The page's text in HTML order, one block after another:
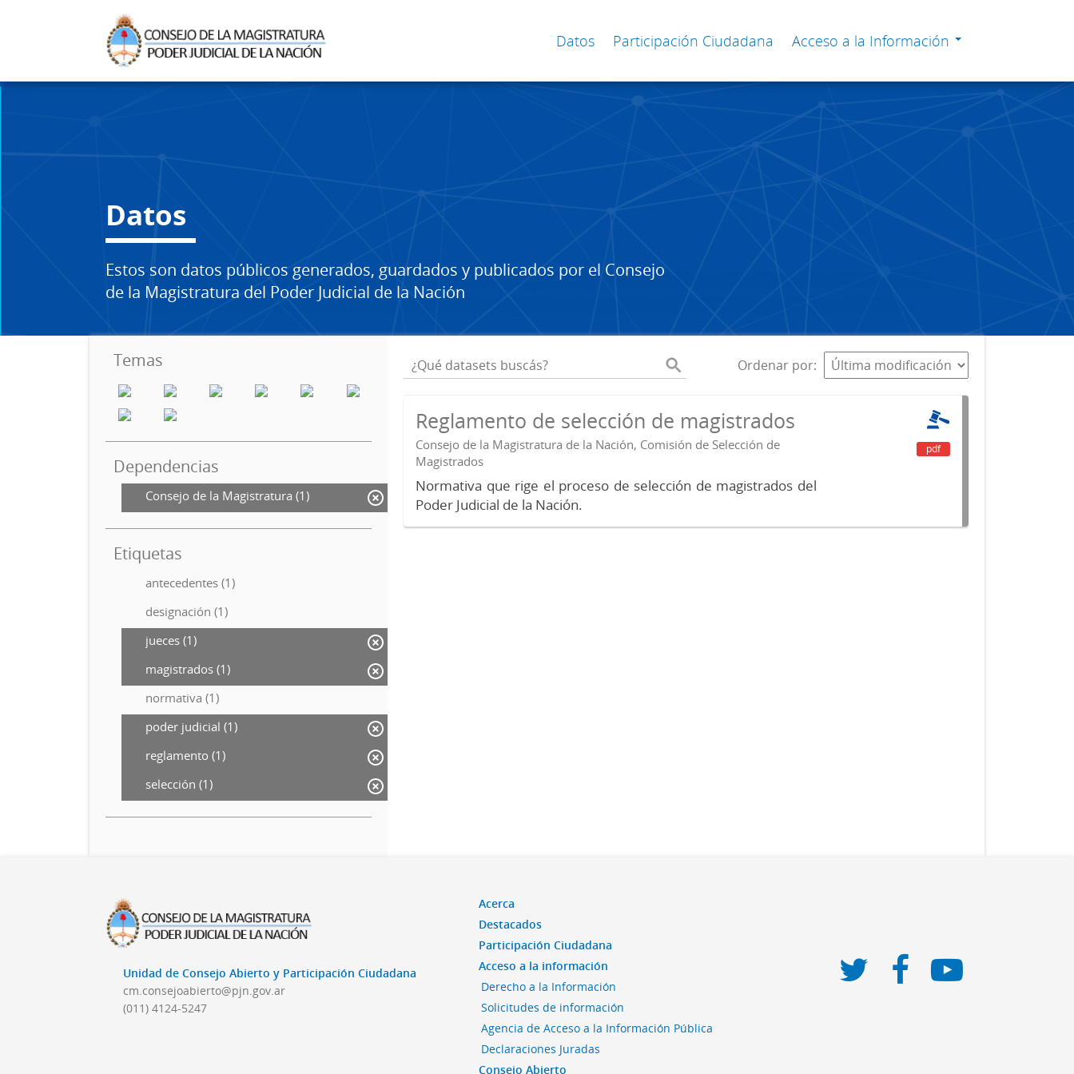
Datos Participación Ciudadana Acceso a la Información
Datos
Estos son datos públicos generados, guardados y publicados por el Consejo
de la Magistratura del Poder Judicial de la Nación
Temas
Dependencias
Consejo de la Magistratura (1)
Etiquetas
antecedentes (1)
designación (1)
jueces (1)
magistrados (1)
normativa (1)
poder judicial (1)
reglamento (1)
selección (1)
Ordenar por
Reglamento de selección de magistrados
Consejo de la Magistratura de la Nación, Comisión de Selección de
Magistrados
Normativa que rige el proceso de selección de magistrados del
Poder Judicial de la Nación.
pdf
Unidad de Consejo Abierto y Participación Ciudadana
cm.consejoabierto@pjn.gov.ar
(011) 4124-5247
Acerca
Destacados
Participación Ciudadana
Acceso a la información
Derecho a la Información
Solicitudes de información
Agencia de Acceso a la Información Pública
Declaraciones Juradas
Consejo Abierto